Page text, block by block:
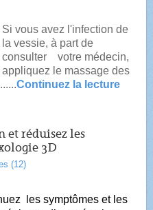
Si vous avez l'infection de
la vessie, à part de
consulter votre médecin,
appliquez le massage des
Continuez la lecture
réduisez les
3D
(12)
les symptômes et les